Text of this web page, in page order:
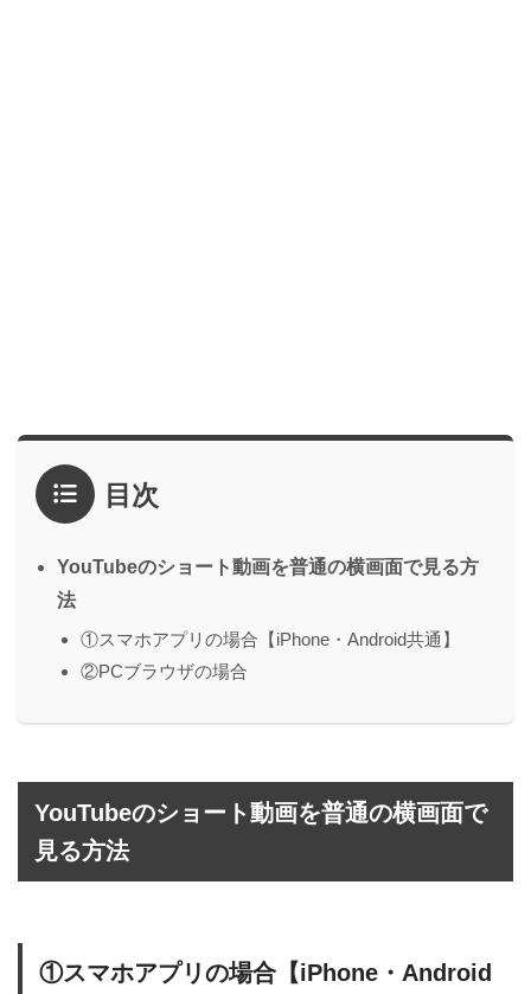
目次
YouTubeのショート動画を普通の横画面で見る方
法
①スマホアプリの場合【iPhone・Android共通】
②PCブラウザの場合
YouTubeのショート動画を普通の横画面で
見る方法
①スマホアプリの場合【iPhone・Android